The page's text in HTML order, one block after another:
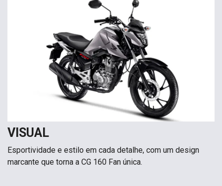
VISUAL
Esportividade e estilo em cada detalhe, com um design
marcante que torna a CG 160 Fan única.